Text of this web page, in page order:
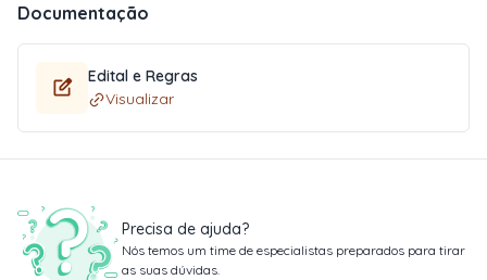
Documentação
Edital e Regras
Visualizar
Precisa de ajuda?
Nós temos um time de especialistas preparados para tirar
as suas dúvidas.